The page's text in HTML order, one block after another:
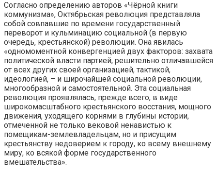
Согласно определению авторов «Чёрной книги
коммунизма», Октябрьская революция представляла
собой совпавшие по времени государственный
переворот и кульминацию социальной (в первую
очередь, крестьянской) революции. Она явилась
«одномоментной конвергенцией двух факторов: захвата
политической власти партией, решительно отличавшейся
от всех других своей организацией, тактикой,
идеологией, – и широчайшей социальной революции,
многообразной и самостоятельной. Эта социальная
революция проявлялась, прежде всего, в виде
широкомасштабного крестьянского восстания, мощного
движения, уходящего корнями в глубины истории,
отмеченной не только вековой ненавистью к
помещикам-землевладельцам, но и присущим
крестьянству недоверием к городу, ко всему внешнему
миру, ко всякой форме государственного
вмешательства».